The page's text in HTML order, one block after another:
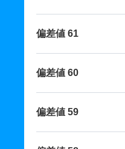
偏差値 61
偏差値 60
偏差値 59